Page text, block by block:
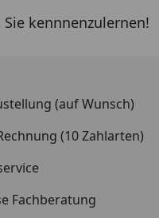
kennnenzulernen!
(auf Wunsch)
(10 Zahlarten)
Fachberatung